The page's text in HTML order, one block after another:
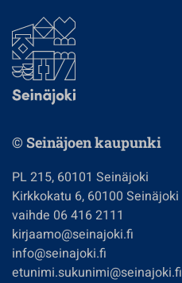
© Seinäjoen kaupunki
PL 215, 60101 Seinäjoki
Kirkkokatu 6, 60100 Seinäjoki
vaihde 06 416 2111
kirjaamo@seinajoki.fi
info@seinajoki.fi
etunimi.sukunimi@seinajoki.fi